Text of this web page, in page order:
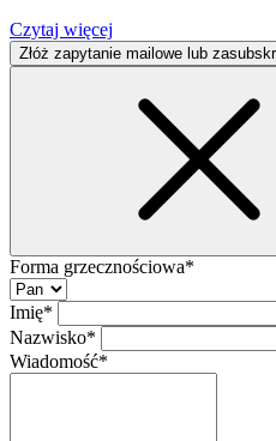
Czytaj więcej
Złóż zapytanie mailowe lub
Forma grzecznościowa*
Imię*
Nazwisko*
Wiadomość*